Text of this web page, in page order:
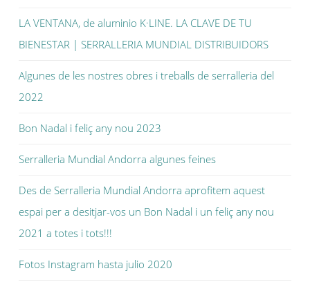
LA VENTANA, de aluminio K·LINE. LA CLAVE DE TU
BIENESTAR | SERRALLERIA MUNDIAL DISTRIBUIDORS
Algunes de les nostres obres i treballs de serralleria del
2022
Bon Nadal i feliç any nou 2023
Serralleria Mundial Andorra algunes feines
Des de Serralleria Mundial Andorra aprofitem aquest
espai per a desitjar-vos un Bon Nadal i un feliç any nou
2021 a totes i tots!!!
Fotos Instagram hasta julio 2020